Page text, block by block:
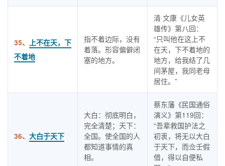
35、 上不在天，下
不着地
指不着边际，没有
着落。形容偏僻闭
塞的地方。
清·文康《儿女英
雄传》第八回：
“只叫他在这上不
在天，下不着地的
地方，给我结了几
间茅屋，我同老母
居住。”
36、 大白于天下
大白：彻底明白，
完全清楚；天下：
全国。使全国的人
都知道事情的真
相。
蔡东藩《民国通俗
演义》第119回：
“吾辈救国护法之
初衷，将无以大白
于天下，而佥壬假
借，得以自便私